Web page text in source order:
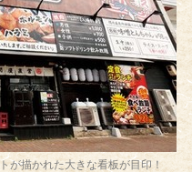
が描かれた大きな看板が目印！